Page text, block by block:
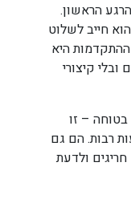
הראשון.
חייב לשלוט
ההתקדמות היא
קיצורי
– זו
רבות. הם גם
ולדעת